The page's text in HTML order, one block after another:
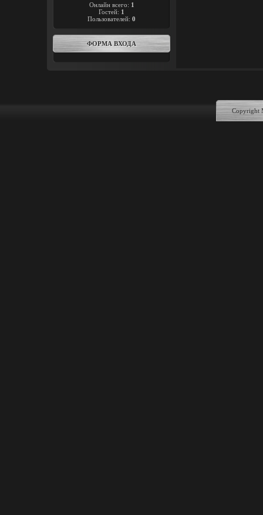
Онлайн всего: 1
Гостей: 1
Пользователей: 0
ФОРМА ВХОДА
Copyright